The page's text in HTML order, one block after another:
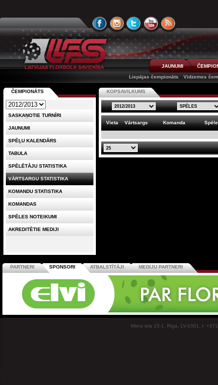
JAUNUMI
Liepājas čempionāts
Vidzemes
KOPSAVILKUMS
Vieta Vārtsargs Komanda
ČEMPIONĀTS
SASKAŅOTIE TURNĪRI
JAUNUMI
SPĒĻU KALENDĀRS
TABULA
SPĒLĒTĀJU STATISTIKA
VĀRTSARGU STATISTIKA
KOMANDU STATISTIKA
KOMANDAS
SPĒLES NOTEIKUMI
AKREDITĒTIE MEDIJI
PARTNERI SPONSORI ATBALSTĪTĀJI MEDIJU PARTNERI
Miera iela 15-1, Rīga, LV-1001, t: